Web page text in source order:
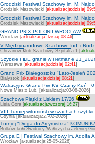
Grodziski Festiwal Szachowy im. M.
Grodzisk Mazowiecki [aktualizacja:dzisiaj
Grodziski Festiwal Szachowy im. M.
Grodzisk Mazowiecki [aktualizacja:dzisiaj
GRAND PRIX POLONII WROCŁAW
Wrocław [aktualizacja:dzisiaj 08:46]
V Międzynarodowe Szachowe Ind. i
Chrzanów Klub Szachowy Szpitalna 1 [
Szybkie FIDE granie w Hetmanie
Warszawa [aktualizacja:dzisiaj 02:41]
Grand Prix Białegostoku "Lato-Jesień
Białystok [aktualizacja:dzisiaj 08:21]
Wakacyjne Grand Prix KS Czarny Koń -
Nowe Miasto Lub. [aktualizacja:03-08-2026]
Szachowe Piątki z Liskiem 17/26
Lisia Góra [aktualizacja:wczoraj 16:27]
VIII Turniej witomiński w szachach
Gdynia [aktualizacja:27-02-2026]
Turniej "Droga do Arcymistrza"
Bolków koło Świdnicy Wałbrzycha Jeleniej
Grupa E | Festiwal Szachowy im. Adolfa
Wrocław [aktualizacja:25-05-2026]